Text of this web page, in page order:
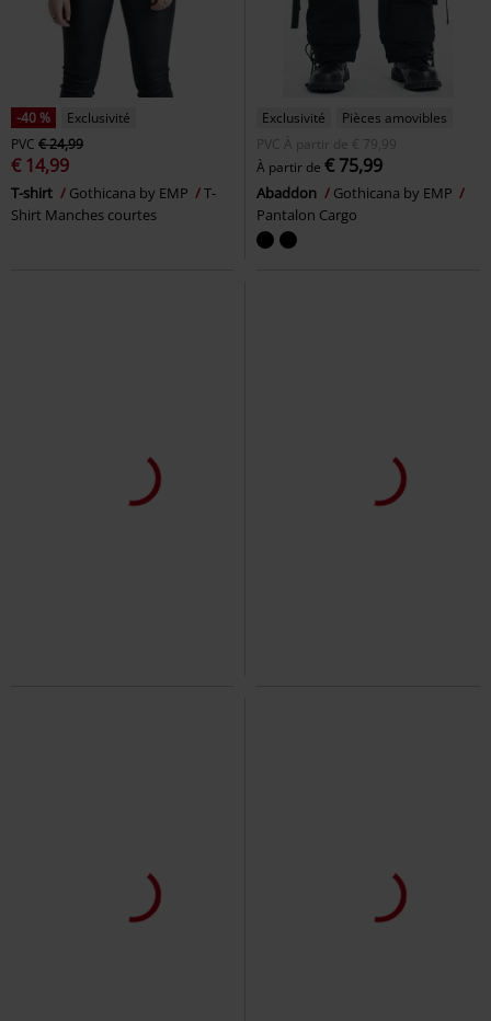
-40 %
Exclusivité
PVC € 24,99
€ 14,99
T-shirt Gothicana by EMP
T-
Shirt Manches courtes
Exclusivité
Pièces amovibles
PVC
À partir de € 79,99
À partir de € 75,99
Abaddon
Gothicana by EMP
Pantalon Cargo